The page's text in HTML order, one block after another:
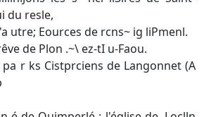
du resle,
utre; Eources de rcns~ ig liPmenl.
de Plon .~\ ez-tI u-Faou.
r ks Cistprciens de Langonnet (A